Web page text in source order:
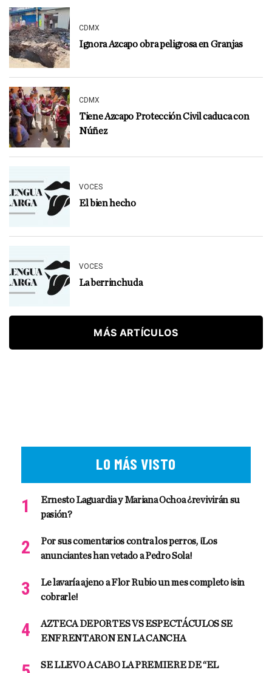
CDMX
Ignora Azcapo obra peligrosa en Granjas
CDMX
Tiene Azcapo Protección Civil caduca con
Núñez
VOCES
El bien hecho
VOCES
La berrinchuda
MÁS ARTÍCULOS
LO MÁS VISTO
Ernesto Laguardia y Mariana Ochoa ¿revivirán su
pasión?
Por sus comentarios contra los perros, ¡Los
anunciantes han vetado a Pedro Sola!
Le lavaría ajeno a Flor Rubio un mes completo ¡sin
cobrarle!
AZTECA DEPORTES VS ESPECTÁCULOS SE
ENFRENTARON EN LA CANCHA
SE LLEVO A CABO LA PREMIERE DE “EL